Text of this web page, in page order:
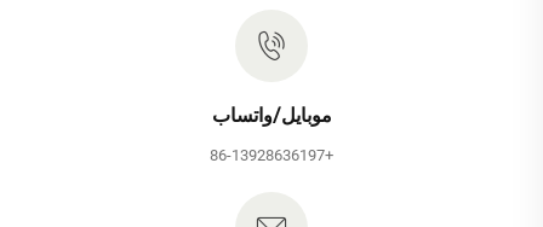
موبايل/واتساب
+86-13928636197